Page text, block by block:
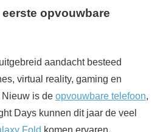
eerste opvouwbare
aandacht besteed
virtual reality, gaming en
is de opvouwbare telefoon,
Days kunnen dit jaar de veel
Fold komen ervaren.